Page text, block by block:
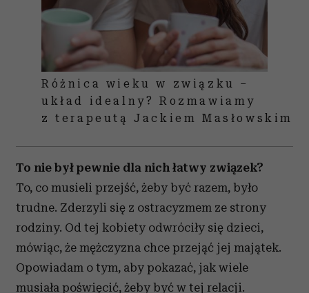
Różnica wieku w związku –
układ idealny? Rozmawiamy
z terapeutą Jackiem Masłowskim
To nie był pewnie dla nich łatwy związek?
To, co musieli przejść, żeby być razem, było
trudne. Zderzyli się z ostracyzmem ze strony
rodziny. Od tej kobiety odwróciły się dzieci,
mówiąc, że mężczyzna chce przejąć jej majątek.
Opowiadam o tym, aby pokazać, jak wiele
musiała poświęcić, żeby być w tej relacji.